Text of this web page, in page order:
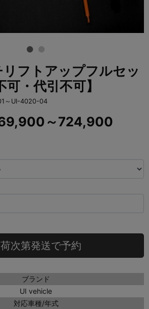
フトアップフルセッ
可・代引不可】
～UI-4020-04
～724,900
荷次第発送で予約
ブランド
UI vehicle
対応車種/年式